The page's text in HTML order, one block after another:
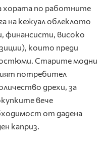
хората по работните
на кежуал облеклото
финансисти, високо
които преди
Старите модни
потребител
дрехи, за
вече
от дадена
каприз.